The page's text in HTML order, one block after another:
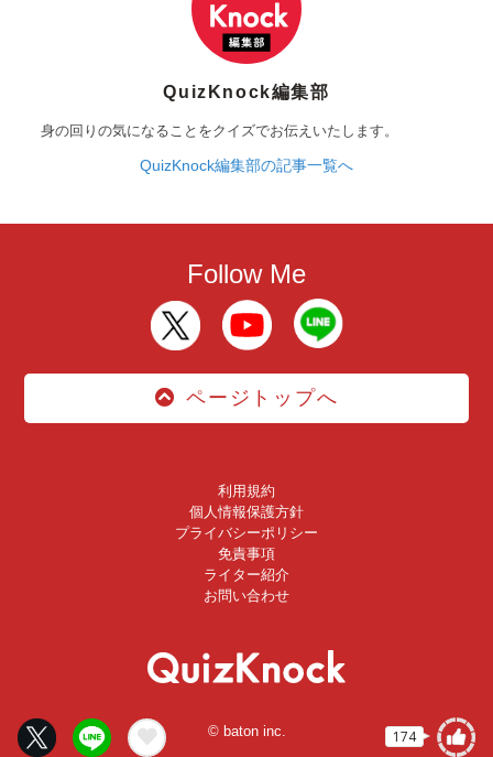
174
QuizKnock編集部
身の回りの気になることをクイズでお伝えいたします。
QuizKnock編集部の記事一覧へ
Follow Me
ページトップへ
利用規約
個人情報保護方針
プライバシーポリシー
免責事項
ライター紹介
お問い合わせ
© baton inc.